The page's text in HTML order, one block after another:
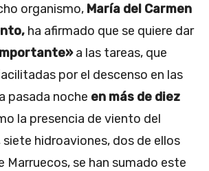
organismo, María del Carmen
ha afirmado que se quiere dar
a las tareas, que
por el descenso en las
pasada noche en más de diez
la presencia de viento del
hidroaviones, dos de ellos
Marruecos, se han sumado este